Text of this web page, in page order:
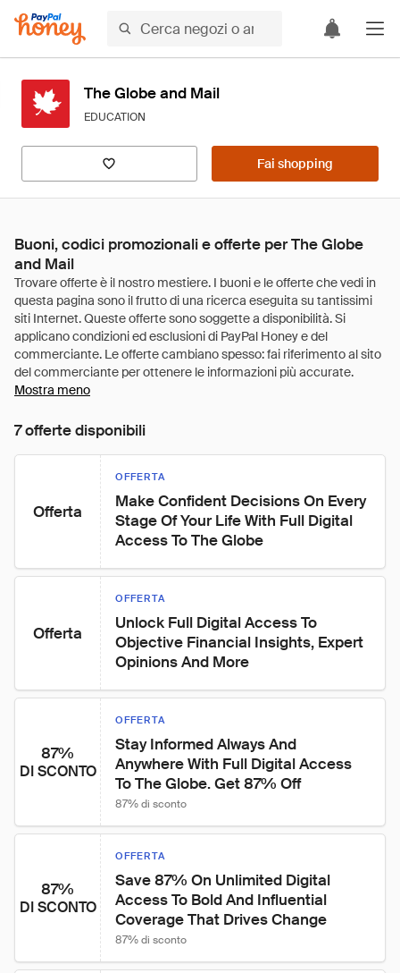
The Globe and Mail
EDUCATION
Fai shopping
Buoni, codici promozionali e offerte per The Globe
and Mail
Mostra meno
7 offerte disponibili
Offerta
OFFERTA
Make Confident Decisions On Every
Stage Of Your Life With Full Digital
Access To The Globe
Offerta
OFFERTA
Unlock Full Digital Access To
Objective Financial Insights, Expert
Opinions And More
87%
DI SCONTO
OFFERTA
Stay Informed Always And
Anywhere With Full Digital Access
To The Globe. Get 87% Off
87% di sconto
87%
DI SCONTO
OFFERTA
Save 87% On Unlimited Digital
Access To Bold And Influential
Coverage That Drives Change
87% di sconto